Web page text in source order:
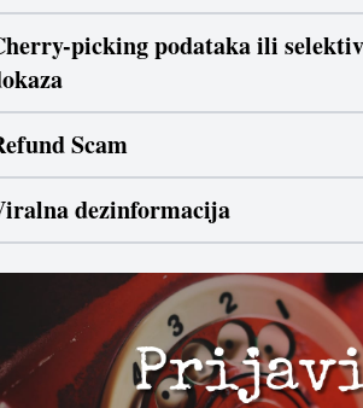
picking podataka ili
Scam
dezinformacija